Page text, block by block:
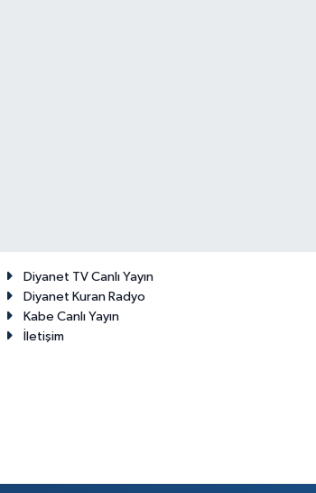
Diyanet TV Canlı Yayın
Diyanet Kuran Radyo
Kabe Canlı Yayın
İletişim